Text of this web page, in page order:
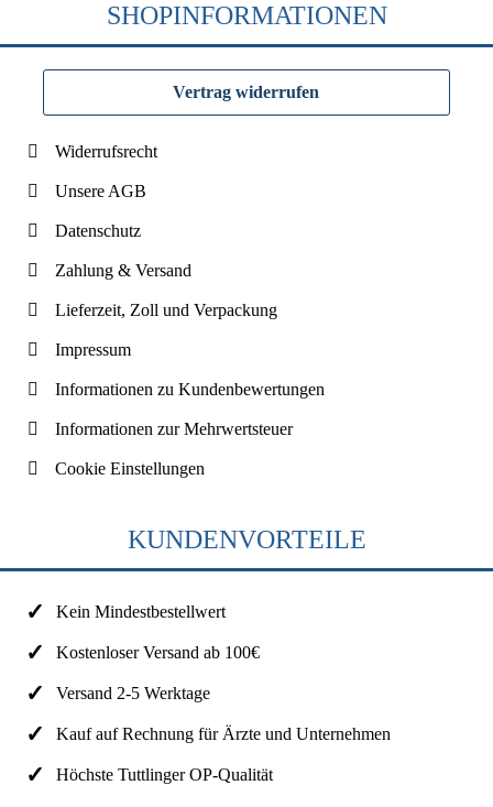
SHOPINFORMATIONEN
Vertrag widerrufen
Widerrufsrecht
Unsere AGB
Datenschutz
Zahlung & Versand
Lieferzeit, Zoll und Verpackung
Impressum
Informationen zu Kundenbewertungen
Informationen zur Mehrwertsteuer
Cookie Einstellungen
KUNDENVORTEILE
Kein Mindestbestellwert
Kostenloser Versand ab 100€
Versand 2-5 Werktage
Kauf auf Rechnung für Ärzte und Unternehmen
Höchste Tuttlinger OP-Qualität